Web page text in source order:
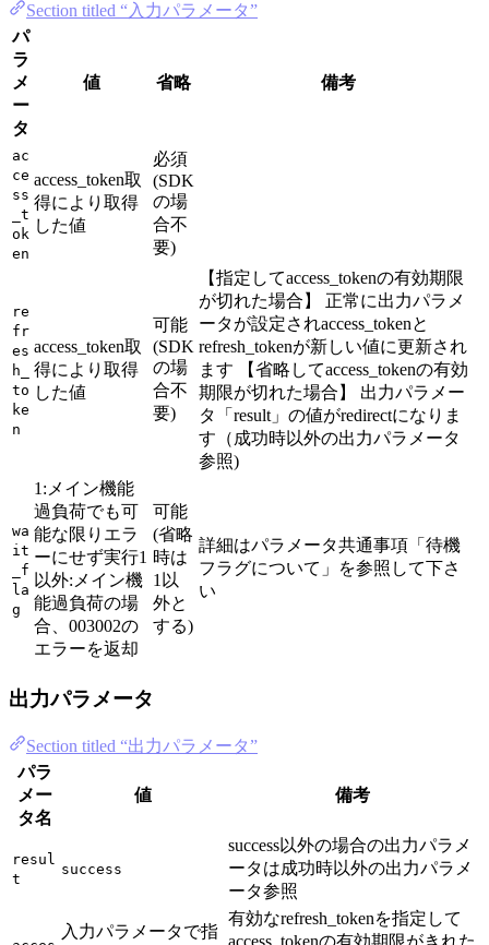
Section titled “入力パラメータ”
パ
ラ
メ
ー
タ
値 省略 備考
ac
ce
ss
_t
ok
en
access_token取
得により取得
した値
必須
(SDK
の場
合不
要)
re
fr
es
h_
to
ke
n
access_token取
得により取得
した値
可能
(SDK
の場
合不
要)
【指定してaccess_tokenの有効期限
が切れた場合】 正常に出力パラメ
ータが設定されaccess_tokenと
refresh_tokenが新しい値に更新され
ます 【省略してaccess_tokenの有効
期限が切れた場合】 出力パラメー
タ「result」の値がredirectになりま
す（成功時以外の出力パラメータ
参照)
wa
it
_f
la
g
1:メイン機能
過負荷でも可
能な限りエラ
ーにせず実行1
以外:メイン機
能過負荷の場
合、003002の
エラーを返却
可能
(省略
時は
1以
外と
する)
詳細はパラメータ共通事項「待機
フラグについて」を参照して下さ
い
出力パラメータ
Section titled “出力パラメータ”
パラ
メー
タ名
値 備考
resul
t
success
success以外の場合の出力パラメ
ータは成功時以外の出力パラメ
ータ参照
入力パラメータで指
有効なrefresh_tokenを指定して
access_tokenの有効期限がきれた